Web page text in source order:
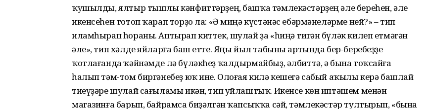
ҡушылды, ялтыр тышлы кәнфиттәрҙең, башҡа тәмлекәстәрҙең әле береһен, әле
икенсеһен тотоп ҡарап торҙо ла: «Ә миңә күстәнәс ебәрмәнеләрме ней?» – тип
иламһырап һораны. Аптырап киттек, шулай ҙа «һиңә тигән бүләк килеп етмәгән
әле», тип хәлде яйларға баш етте. Яңы йыл табыны артында бер-беребеҙҙе
ҡотлағанда ҡәйнәмде лә бүләкһеҙ ҡалдырмайбыҙ, әлбиттә, ә бына тоҡсайға
һалып тәм-том биргәнебеҙ юҡ ине. Олоғая килә кешегә сабый аҡылы керә башлай
тиеүҙәре шулай сағыламы икән, тип уйлаштыҡ. Икенсе көн иптәшем менән
магазинға барып, байрамса биҙәлгән ҡапсыҡҡа сәй, тәмлекәстәр тултырып, «бына